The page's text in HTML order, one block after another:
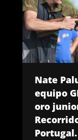
Nate
equipo
oro
Portugal.